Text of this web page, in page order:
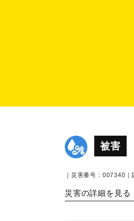
被害
｜災害番号：007340
災害の詳細を見る